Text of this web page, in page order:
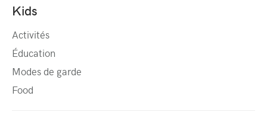
Kids
Activités
Éducation
Modes de garde
Food